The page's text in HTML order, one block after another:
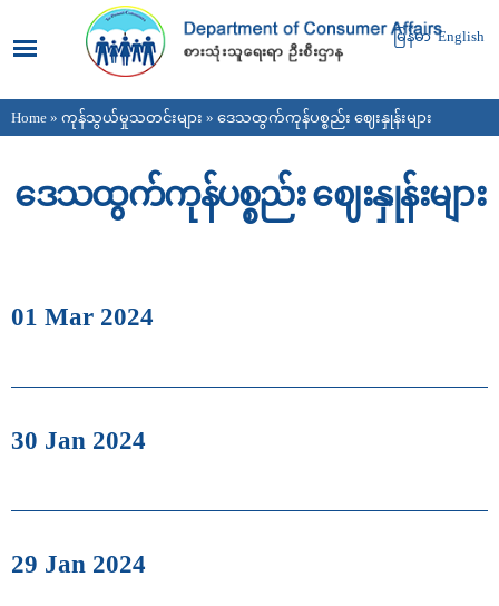
main
content
မြန်မာ English
You are here
Home » ကုန်သွယ်မှုသတင်းများ » ဒေသထွက်ကုန်ပစ္စည်း ဈေးနှုန်းများ
ဒေသထွက်ကုန်ပစ္စည်း ဈေးနှုန်းများ
01 Mar 2024
30 Jan 2024
29 Jan 2024